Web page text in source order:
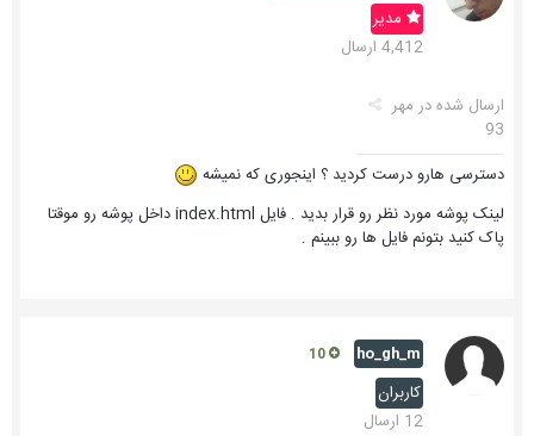
مدیر
4,412 ارسال
ارسال شده در مهر
93
دسترسی هارو درست کردید ؟ اینجوری که نمیشه
لینک پوشه مورد نظر رو قرار بدید . فایل index.html داخل پوشه رو موقتا
پاک کنید بتونم فایل ها رو ببینم .
ho_gh_m
کاربران
12 ارسال